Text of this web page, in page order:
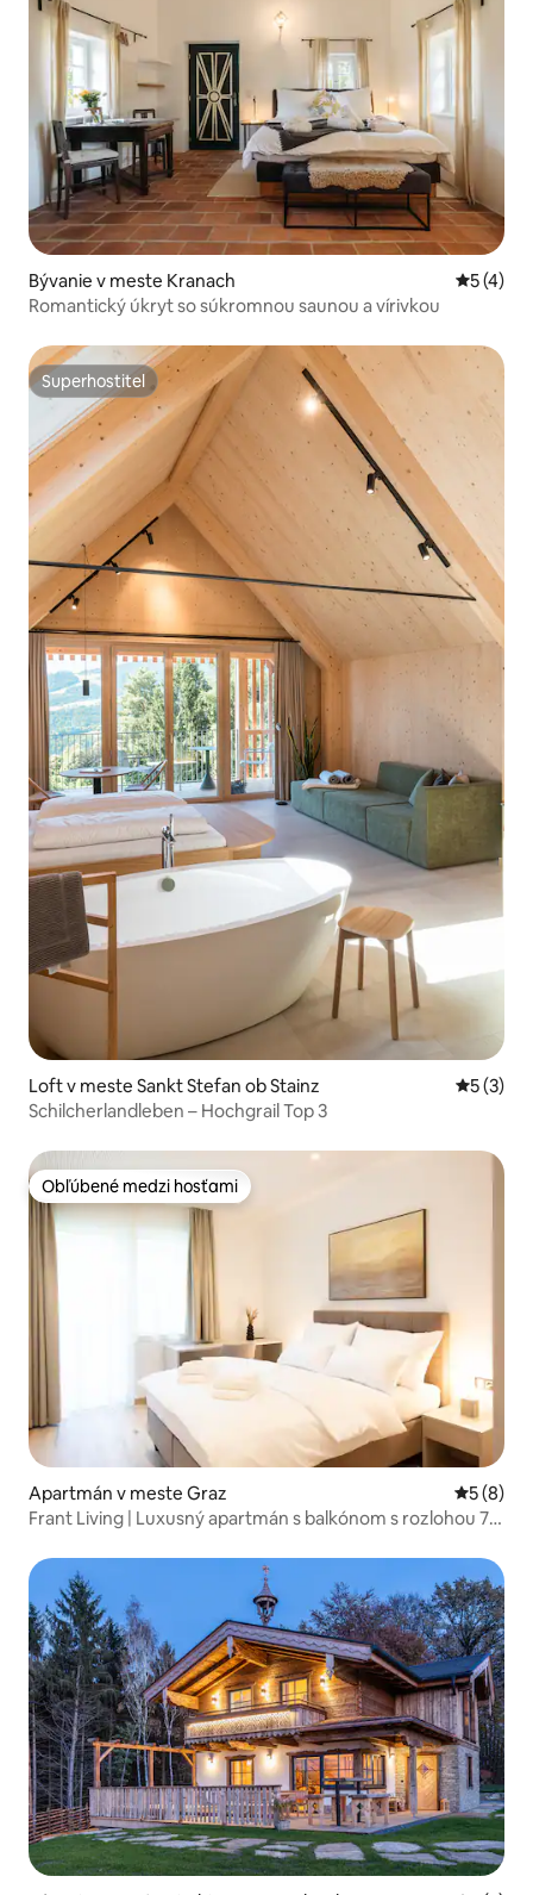
Bývanie v meste Kranach
5 (4)
Romantický úkryt so súkromnou saunou a vírivkou
Superhostiteľ
Superhostiteľ
Loft v meste Sankt Stefan ob Stainz
5 (3)
Schilcherlandleben – Hochgrail Top 3
Obľúbené medzi hosťami
Obľúbené medzi hosťami
Apartmán v meste Graz
5 (8)
Frant Living | Luxusný apartmán s balkónom s rozlohou 78